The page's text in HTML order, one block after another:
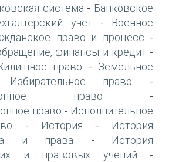
система - Банковское
учет-
Военное
право и процесс -
финансы и кредит-
право - Земельное
Избирательное право -
право -
право - Исполнительное
- История -
История
и права -
История
и правовых учений -